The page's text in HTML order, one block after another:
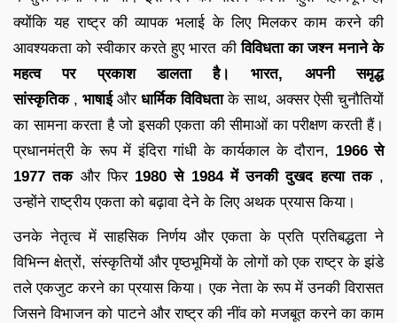
क्योंकि यह राष्ट्र की व्यापक भलाई के लिए मिलकर काम करने की
आवश्यकता को स्वीकार करते हुए भारत कीविविधता का जश्न मनाने के
महत्व पर प्रकाश डालता है। भारत, अपनीसमृद्ध
सांस्कृतिक, भाषाईऔर धार्मिक विविधताके साथ, अक्सर ऐसी चुनौतियों
का सामना करता है जो इसकी एकता की सीमाओं का परीक्षण करती हैं।
प्रधानमंत्री के रूप में इंदिरा गांधी के कार्यकाल के दौरान, 1966 से
1977 तकऔर फिर 1980 से 1984 में उनकी दुखद हत्या तक,
उन्होंने राष्ट्रीय एकता को बढ़ावा देने के लिए अथक प्रयास किया।
उनके नेतृत्व में साहसिक निर्णय और एकता के प्रति प्रतिबद्धता ने
विभिन्न क्षेत्रों, संस्कृतियों और पृष्ठभूमियों के लोगों को एक राष्ट्र के झंडे
तले एकजुट करने का प्रयास किया। एक नेता के रूप में उनकी विरासत
जिसने विभाजन को पाटने और राष्ट्र की नींव को मजबूत करने का काम